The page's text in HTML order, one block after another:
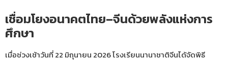
เชื่อมโยงอนาคตไทย–จีนด้วยพลังแห่งการ
ศึกษา
เมื่อช่วงเช้าวันที่ 22 มิถุนายน 2026 โรงเรียนนานาชาติจีนได้จัดพิธี